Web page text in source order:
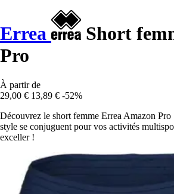
Errea
Short
Pro
À partir de
29,00 € 13,89 € -52%
Découvrez le short femme Errea Amazon
style se conjuguent pour vos activités
exceller !